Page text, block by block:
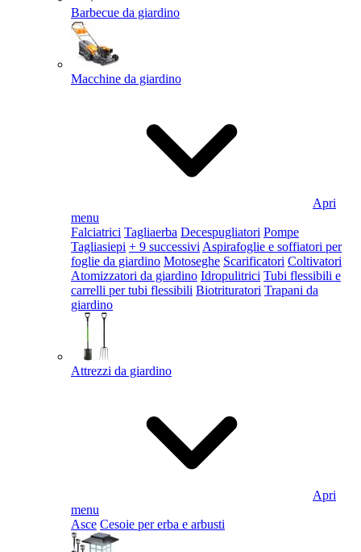
Barbecue da giardino
Macchine da giardino
Apri
menu
Falciatrici Tagliaerba Decespugliatori Pompe
Tagliasiepi + 9 successivi Aspirafoglie e soffiatori per
foglie da giardino Motoseghe Scarificatori Coltivatori
Atomizzatori da giardino Idropulitrici Tubi flessibili e
carrelli per tubi flessibili Biotrituratori Trapani da
giardino
Attrezzi da giardino
Apri
menu
Asce Cesoie per erba e arbusti